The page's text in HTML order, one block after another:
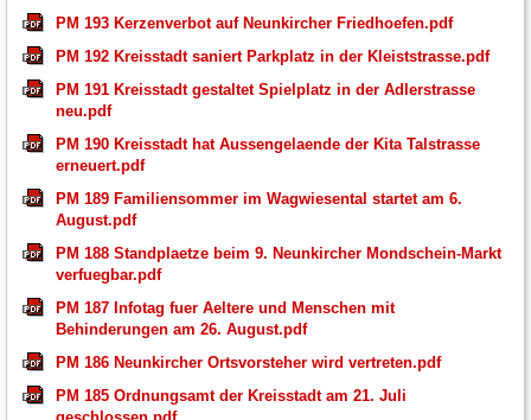
PM 193 Kerzenverbot auf Neunkircher Friedhoefen.pdf
PM 192 Kreisstadt saniert Parkplatz in der Kleiststrasse.pdf
PM 191 Kreisstadt gestaltet Spielplatz in der Adlerstrasse
neu.pdf
PM 190 Kreisstadt hat Aussengelaende der Kita Talstrasse
erneuert.pdf
PM 189 Familiensommer im Wagwiesental startet am 6.
August.pdf
PM 188 Standplaetze beim 9. Neunkircher Mondschein-Markt
verfuegbar.pdf
PM 187 Infotag fuer Aeltere und Menschen mit
Behinderungen am 26. August.pdf
PM 186 Neunkircher Ortsvorsteher wird vertreten.pdf
PM 185 Ordnungsamt der Kreisstadt am 21. Juli